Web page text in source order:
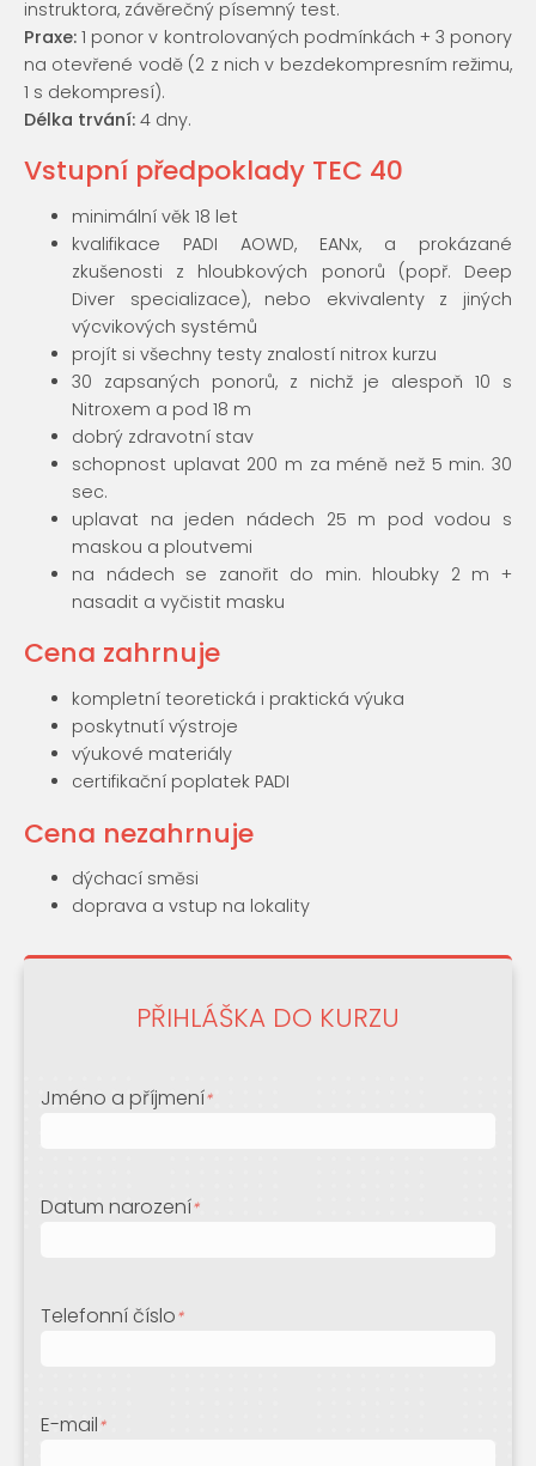
instruktora, závěrečný písemný test.
Praxe: 1 ponor v kontrolovaných podmínkách + 3 ponory
na otevřené vodě (2 z nich v bezdekompresním režimu,
1 s dekompresí).
Délka trvání: 4 dny.
Vstupní předpoklady TEC 40
minimální věk 18 let
kvalifikace PADI AOWD, EANx, a prokázané
zkušenosti z hloubkových ponorů (popř. Deep
Diver specializace), nebo ekvivalenty z jiných
výcvikových systémů
projít si všechny testy znalostí nitrox kurzu
30 zapsaných ponorů, z nichž je alespoň 10 s
Nitroxem a pod 18 m
dobrý zdravotní stav
schopnost uplavat 200 m za méně než 5 min. 30
sec.
uplavat na jeden nádech 25 m pod vodou s
maskou a ploutvemi
na nádech se zanořit do min. hloubky 2 m +
nasadit a vyčistit masku
Cena zahrnuje
kompletní teoretická i praktická výuka
poskytnutí výstroje
výukové materiály
certifikační poplatek PADI
Cena nezahrnuje
dýchací směsi
doprava a vstup na lokality
PŘIHLÁŠKA DO KURZU
Jméno a příjmení*
Datum narození*
Telefonní číslo*
E-mail*